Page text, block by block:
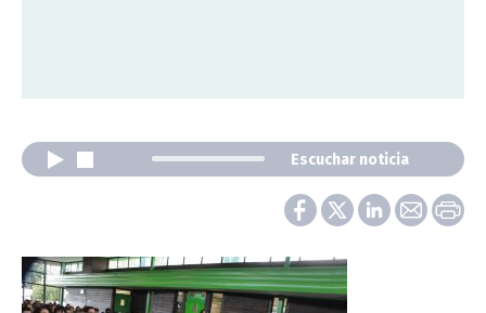
Escuchar noticia